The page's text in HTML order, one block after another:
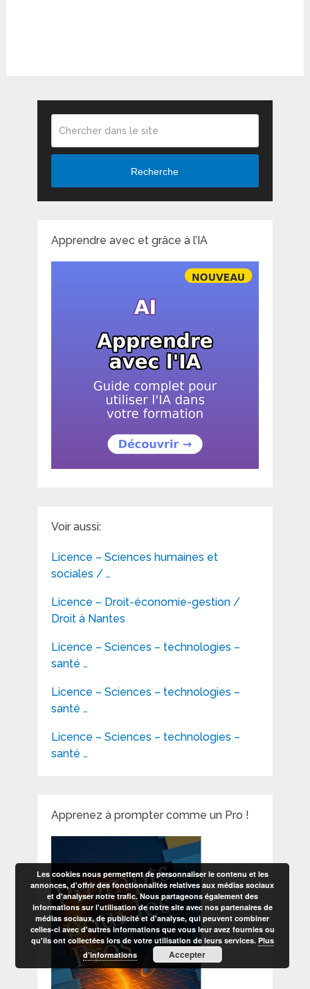
Recherche
Apprendre avec et grâce à l’IA
Voir aussi:
Licence – Sciences humaines et
sociales / …
Licence – Droit-économie-gestion /
Droit à Nantes
Licence – Sciences – technologies –
santé …
Licence – Sciences – technologies –
santé …
Licence – Sciences – technologies –
santé …
Apprenez à prompter comme un Pro !
Les cookies nous permettent de personnaliser le contenu et les
annonces, d'offrir des fonctionnalités relatives aux médias sociaux
et d'analyser notre trafic. Nous partageons également des
informations sur l'utilisation de notre site avec nos partenaires de
médias sociaux, de publicité et d'analyse, qui peuvent combiner
celles-ci avec d'autres informations que vous leur avez fournies ou
qu'ils ont collectées lors de votre utilisation de leurs services. Plus
d’informations
Accepter